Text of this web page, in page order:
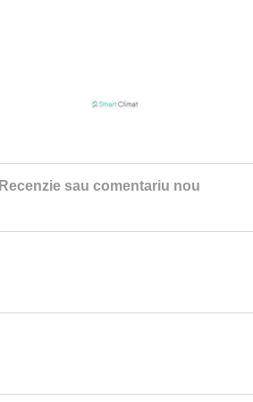
Recenzie sau comentariu nou